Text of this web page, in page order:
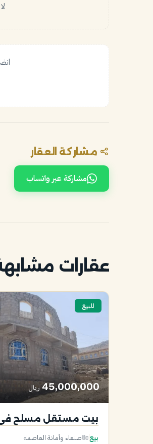
مشاركة العقار
مشاركة عبر واتساب
عقارات
للبيع
45,000,000 ريال
بيع
صنعاء وأمانة العاصمة